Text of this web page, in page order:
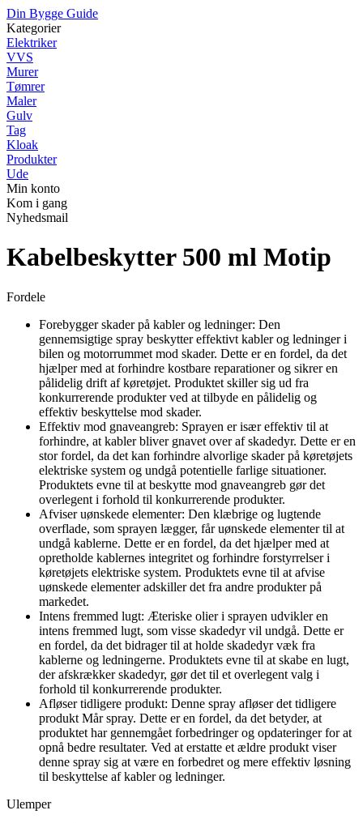
Din Bygge Guide
Kategorier
Elektriker
VVS
Murer
Tømrer
Maler
Gulv
Tag
Kloak
Produkter
Ude
Min konto
Kom i gang
Nyhedsmail
Kabelbeskytter 500 ml Motip
Fordele
Forebygger skader på kabler og ledninger: Den
gennemsigtige spray beskytter effektivt kabler og ledninger i
bilen og motorrummet mod skader. Dette er en fordel, da det
hjælper med at forhindre kostbare reparationer og sikrer en
pålidelig drift af køretøjet. Produktet skiller sig ud fra
konkurrerende produkter ved at tilbyde en pålidelig og
effektiv beskyttelse mod skader.
Effektiv mod gnaveangreb: Sprayen er især effektiv til at
forhindre, at kabler bliver gnavet over af skadedyr. Dette er en
stor fordel, da det kan forhindre alvorlige skader på køretøjets
elektriske system og undgå potentielle farlige situationer.
Produktets evne til at beskytte mod gnaveangreb gør det
overlegent i forhold til konkurrerende produkter.
Afviser uønskede elementer: Den klæbrige og lugtende
overflade, som sprayen lægger, får uønskede elementer til at
undgå kablerne. Dette er en fordel, da det hjælper med at
opretholde kablernes integritet og forhindre forstyrrelser i
køretøjets elektriske system. Produktets evne til at afvise
uønskede elementer adskiller det fra andre produkter på
markedet.
Intens fremmed lugt: Æteriske olier i sprayen udvikler en
intens fremmed lugt, som visse skadedyr vil undgå. Dette er
en fordel, da det bidrager til at holde skadedyr væk fra
kablerne og ledningerne. Produktets evne til at skabe en lugt,
der afskrækker skadedyr, gør det til et overlegent valg i
forhold til konkurrerende produkter.
Afløser tidligere produkt: Denne spray afløser det tidligere
produkt Mår spray. Dette er en fordel, da det betyder, at
produktet har gennemgået forbedringer og opdateringer for at
opnå bedre resultater. Ved at erstatte et ældre produkt viser
denne spray sig at være en forbedret og mere effektiv løsning
til beskyttelse af kabler og ledninger.
Ulemper